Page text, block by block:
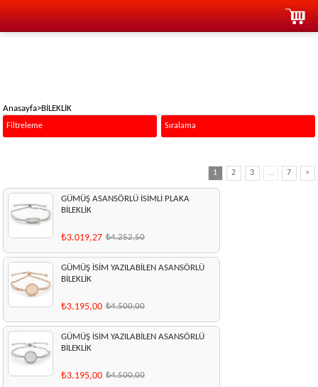
Anasayfa>BİLEKLİK
Filtreleme Sıralama
1 2 3 ... 7 >
GÜMÜŞ ASANSÖRLÜ İSİMLİ PLAKA
BİLEKLİK
₺3.019,27 ₺4.252,50
GÜMÜŞ İSİM YAZILABİLEN ASANSÖRLÜ
BİLEKLİK
₺3.195,00 ₺4.500,00
GÜMÜŞ İSİM YAZILABİLEN ASANSÖRLÜ
BİLEKLİK
₺3.195,00 ₺4.500,00